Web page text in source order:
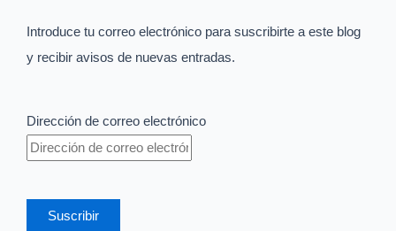
Introduce tu correo electrónico para suscribirte a este blog
y recibir avisos de nuevas entradas.
Dirección de correo electrónico
Suscribir